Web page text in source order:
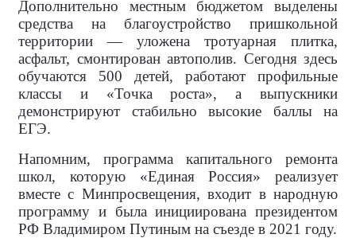
Дополнительно местным бюджетом выделены
средства на благоустройство пришкольной
территории — уложена тротуарная плитка,
асфальт, смонтирован автополив. Сегодня здесь
обучаются 500 детей, работают профильные
классы и «Точка роста», а выпускники
демонстрируют стабильно высокие баллы на
ЕГЭ.
Напомним, программа капитального ремонта
школ, которую «Единая Россия» реализует
вместе с Минпросвещения, входит в народную
программу и была инициирована президентом
РФ Владимиром Путиным на съезде в 2021 году.